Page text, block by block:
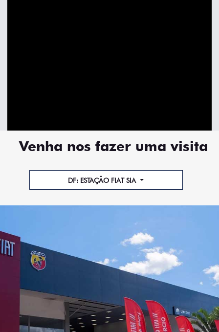
Venha nos fazer uma visita
DF: ESTAÇÃO FIAT SIA